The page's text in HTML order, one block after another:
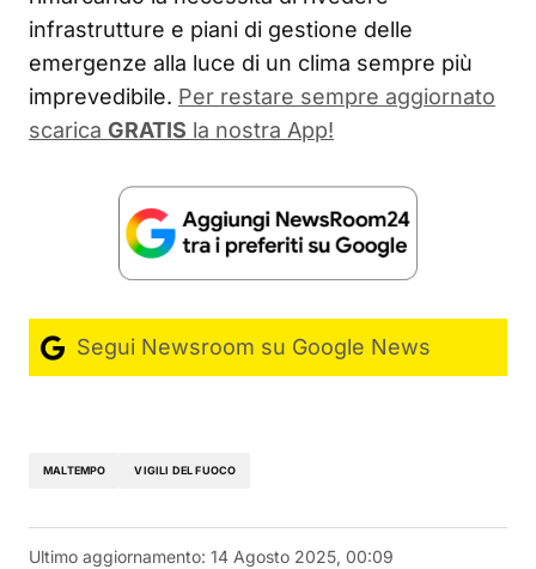
infrastrutture e piani di gestione delle
emergenze alla luce di un clima sempre più
imprevedibile. Per restare sempre aggiornato
scarica GRATIS la nostra App!
Segui Newsroom su Google News
MALTEMPO VIGILI DEL FUOCO
Ultimo aggiornamento: 14 Agosto 2025, 00:09